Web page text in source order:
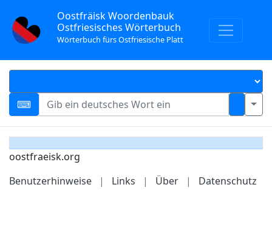
Oostfräisk Woordenbauk
Ostfriesisches Wörterbuch
Wörterbuch fürs Ostfriesische Platt
oostfraeisk.org
Benutzerhinweise
| Links | Über | Datenschutz